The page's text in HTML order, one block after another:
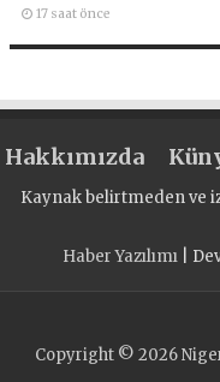
17 saat önce
Hakkımızda
Kaynak belirtmeden ve
Haber Yazılımı|
Copyright © 2026